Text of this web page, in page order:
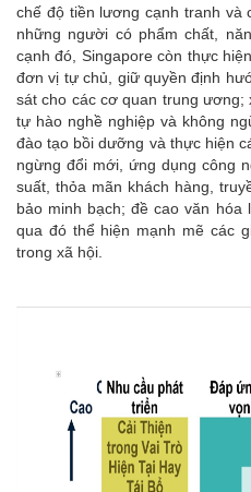
chế độ tiền lương cạnh tranh và
những người có phẩm chất,
cạnh đó, Singapore còn thực
đơn vị tự chủ, giữ quyền định
sát cho các cơ quan trung ương;
tự hào nghề nghiệp và không
đào tạo bồi dưỡng và thực hiện
ngừng đổi mới, ứng dụng công
suất, thỏa mãn khách hàng,
bảo minh bạch; đề cao văn hóa
qua đó thể hiện mạnh mẽ các
trong xã hội.